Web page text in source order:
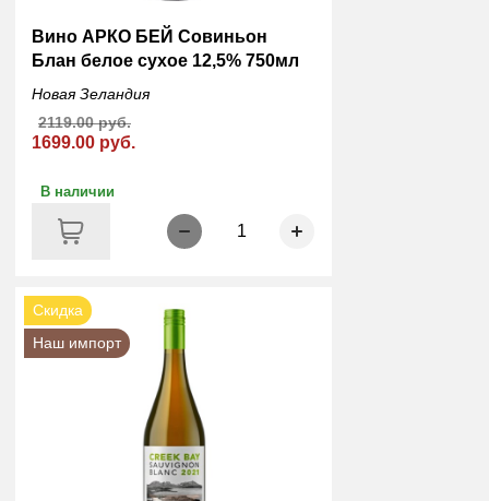
Вино АРКО БЕЙ Совиньон
Блан белое сухое 12,5% 750мл
Новая Зеландия
1699.00 руб.
2119.00 руб.
В наличии
1
Скидка
Наш импорт